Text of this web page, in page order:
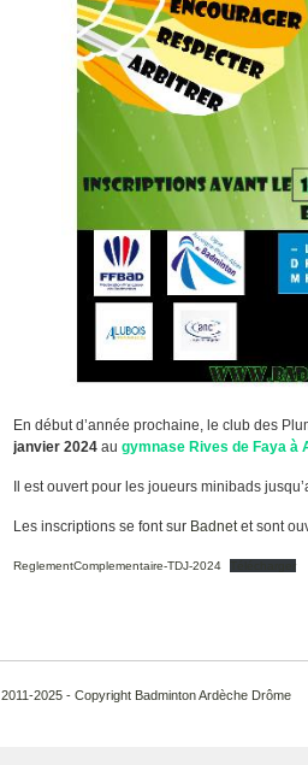
En début d’année prochaine, le club des
janvier 2024 au gymnase Rives de Faya à
Il est ouvert pour les joueurs minibads
Les inscriptions se font sur Badnetet sont
ReglementComplementaire-TDJ-2024 Télécharger
2011-2025 - Copyright Badminton Ardèche Drôme